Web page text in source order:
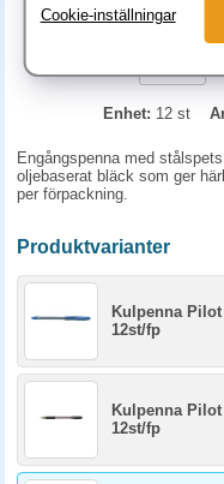
Enhet: 12 st
Engångspenna med
oljebaserat bläck som ger
per förpackning.
Produktvarianter
Kulpenna
12st/fp
Kulpenna
12st/fp
Cookie-inställningar